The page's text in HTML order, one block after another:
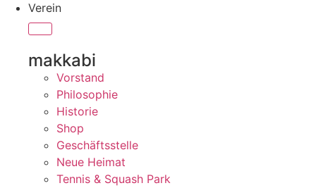
Verein
makkabi
Vorstand
Philosophie
Historie
Shop
Geschäftsstelle
Neue Heimat
Tennis & Squash Park